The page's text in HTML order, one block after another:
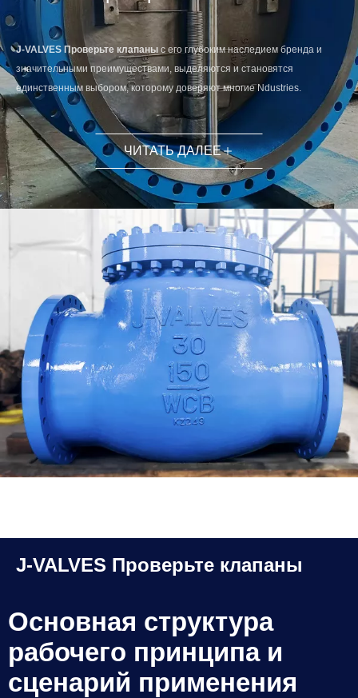
J-VALVES Проверьте клапаны с его глубоким наследием бренда и
значительными преимуществами, выделяются и становятся
единственным выбором, которому доверяют многие Ndustries.
ЧИТАТЬ ДАЛЕЕ
J-VALVES Проверьте клапаны
Основная структура
рабочего принципа и
сценарий применения